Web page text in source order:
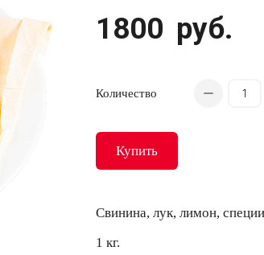
1800 руб.
Количество
Купить
Свинина, лук, лимон, специи
1 кг.